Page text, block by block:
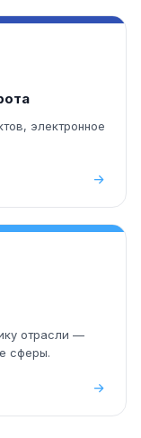
электронное
отрасли —
сферы.